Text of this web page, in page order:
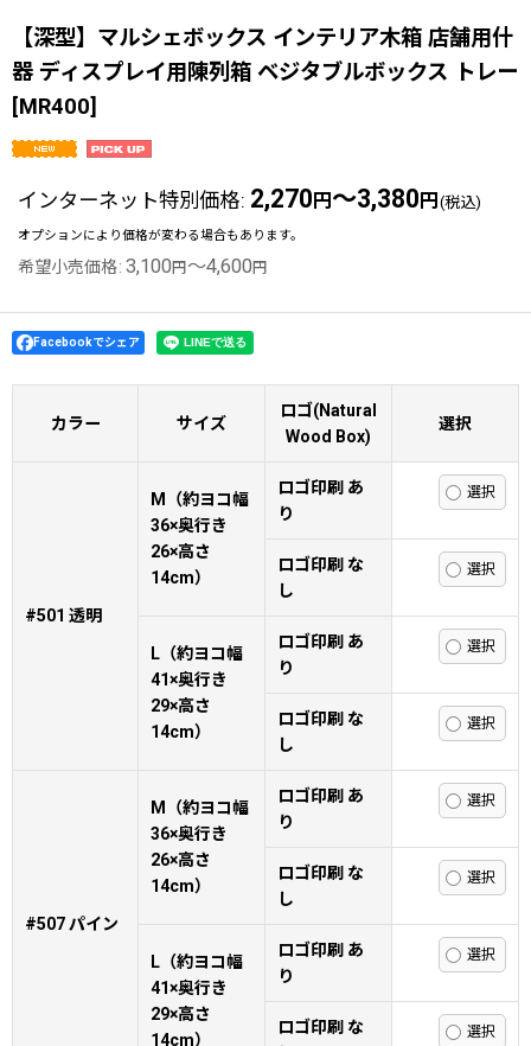
【深型】マルシェボックス インテリア木箱 店舗用什
器 ディスプレイ用陳列箱 ベジタブルボックス トレー
[MR400]
インターネット特別価格: 2,270 円 ～3,380 円 (税込)
オプションにより価格が変わる場合もあります。
希望小売価格: 3,100円～4,600円
Facebookでシェア
カラー サイズ
ロゴ(Natural
Wood Box)
選択
#501 透明
M（約ヨコ幅
36×奥行き
26×高さ
14cm）
ロゴ印刷 あ
り
ロゴ印刷 な
し
L（約ヨコ幅
41×奥行き
29×高さ
14cm）
ロゴ印刷 あ
り
ロゴ印刷 な
し
#507 パイン
M（約ヨコ幅
36×奥行き
26×高さ
14cm）
ロゴ印刷 あ
り
ロゴ印刷 な
し
L（約ヨコ幅
41×奥行き
29×高さ
14cm）
ロゴ印刷 あ
り
ロゴ印刷 な